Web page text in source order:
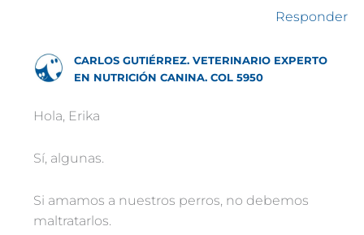
Responder
CARLOS GUTIÉRREZ. VETERINARIO EXPERTO
EN NUTRICIÓN CANINA. COL 5950
Hola, Erika
Sí, algunas.
Si amamos a nuestros perros, no debemos
maltratarlos.